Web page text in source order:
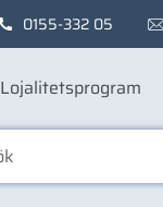
0155-332 05
Lojalitetsprogram